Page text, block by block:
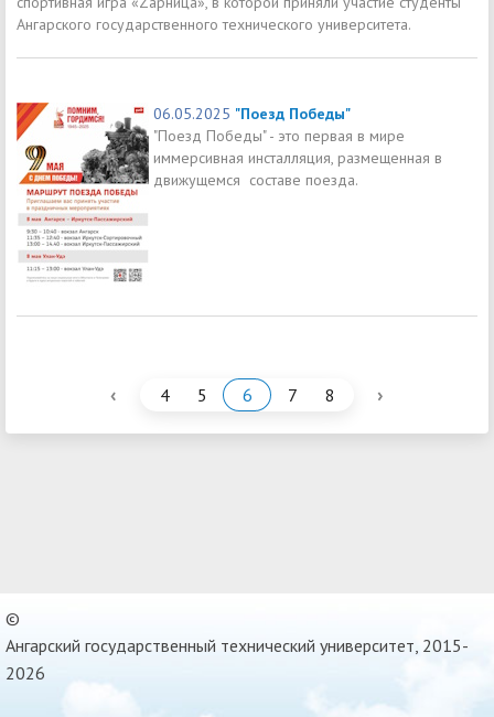
Ангарского государственного технического университета.
06.05.2025 "Поезд Победы"
"Поезд Победы" - это первая в мире
иммерсивная инсталляция, размещенная в
движущемся составе поезда.
‹ 4 5 6 7 8 ›
©
Ангарский государственный технический университет, 2015-
2026